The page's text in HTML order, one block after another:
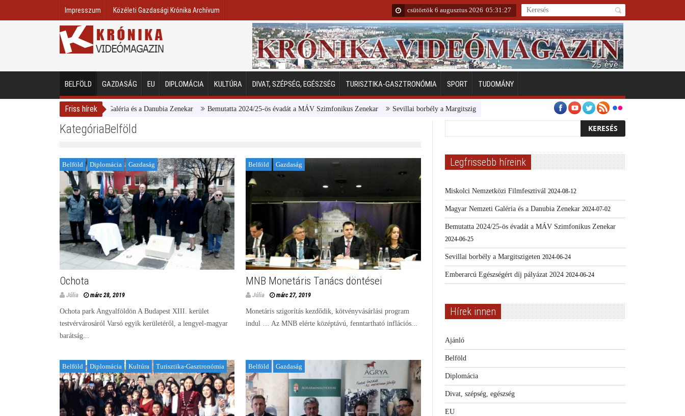
Impresszum Közéleti Gazdasági Krónika Archívum csütörtök 6 augusztus 2026 05:31:28
BELFÖLD GAZDASÁG EU DIPLOMÁCIA KULTÚRA DIVAT, SZÉPSÉG, EGÉSZSÉG TURISZTIKA-GASZTRONÓMIA SPORT TUDOMÁNY
Friss hírek
Magyar Nemzeti Galéria és a Danubia Zenekar Bemutatta 2024/25-ös évadát a MÁV Szimfonikus Zenekar Sevillai borbély a Margitszigeten Emberarcú Egészségért díj pályázat 2024 Kertész/Kópiák
KategóriaBelföld
Belföld Diplomácia Gazdaság
Ochota
Júlia márc 28, 2019
Ochota park Angyalföldön A Budapest XIII. kerület
testvérvárosáról Varsó egyik kerületéről, a lengyel-magyar
barátság...
Belföld Gazdaság
MNB Monetáris Tanács döntései
Júlia márc 27, 2019
Monetáris szigorítás kezdődik, kötvényvásárlási program
indul … Az MNB elérte középtávú, fenntartható inflációs...
Belföld Diplomácia Kultúra Turisztika-Gasztronómia Belföld Gazdaság
Legfrissebb híreink
Miskolci Nemzetközi Filmfesztivál 2024-08-12
Magyar Nemzeti Galéria és a Danubia Zenekar 2024-07-02
Bemutatta 2024/25-ös évadát a MÁV Szimfonikus Zenekar
2024-06-25
Sevillai borbély a Margitszigeten 2024-06-24
Emberarcú Egészségért díj pályázat 2024 2024-06-24
Hírek innen
Ajánló
Belföld
Diplomácia
Divat, szépség, egészség
EU